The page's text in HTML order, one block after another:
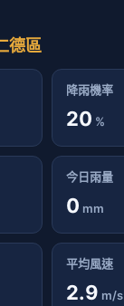
德區
降雨機率
20 %
今日雨量
0 mm
平均風速
2.9 m/s